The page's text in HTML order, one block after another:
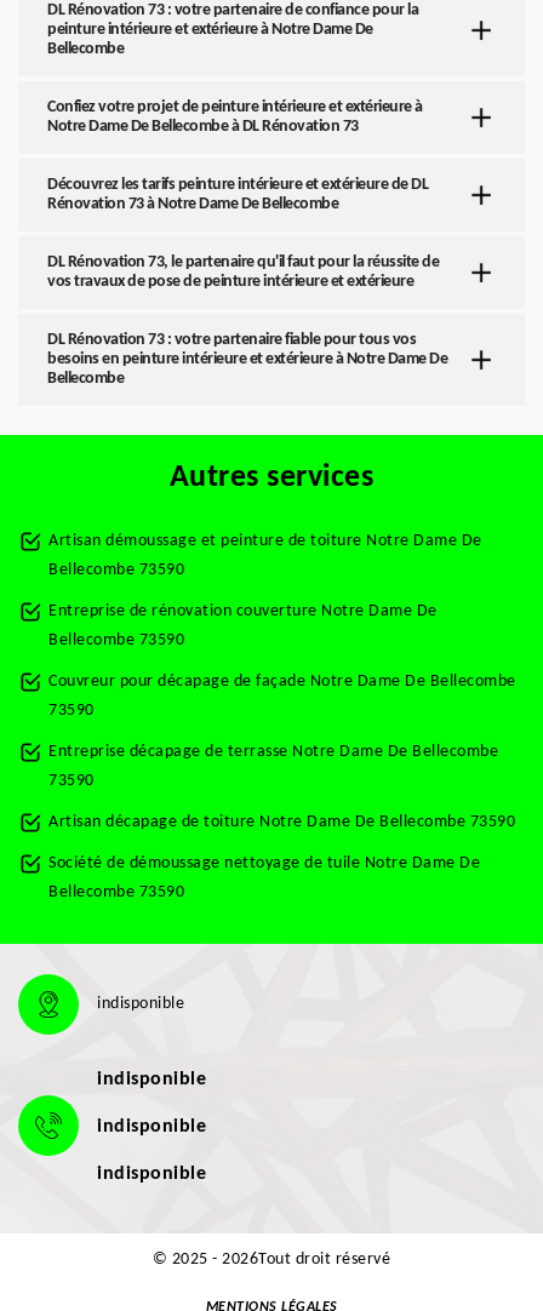
DL Rénovation 73 : votre partenaire de confiance pour la
peinture intérieure et extérieure à Notre Dame De
Bellecombe
Confiez votre projet de peinture intérieure et extérieure à
Notre Dame De Bellecombe à DL Rénovation 73
Découvrez les tarifs peinture intérieure et extérieure de DL
Rénovation 73 à Notre Dame De Bellecombe
DL Rénovation 73, le partenaire qu'il faut pour la réussite de
vos travaux de pose de peinture intérieure et extérieure
DL Rénovation 73 : votre partenaire fiable pour tous vos
besoins en peinture intérieure et extérieure à Notre Dame De
Bellecombe
Autres services
Artisan démoussage et peinture de toiture Notre Dame De
Bellecombe 73590
Entreprise de rénovation couverture Notre Dame De
Bellecombe 73590
Couvreur pour décapage de façade Notre Dame De Bellecombe
73590
Entreprise décapage de terrasse Notre Dame De Bellecombe
73590
Artisan décapage de toiture Notre Dame De Bellecombe 73590
Société de démoussage nettoyage de tuile Notre Dame De
Bellecombe 73590
indisponible
indisponible
indisponible
indisponible
© 2025 - 2026Tout droit réservé
MENTIONS LÉGALES